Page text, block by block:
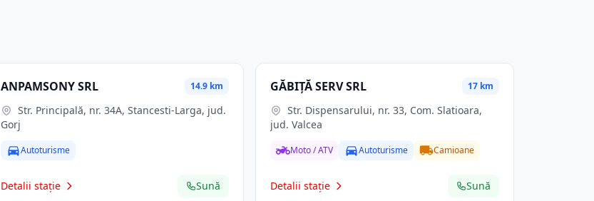
ANPAMSONY SRL 14.9 km
Gorj
Autoturisme
Detalii stație Sună
GĂBIŢĂ SERV SRL 17 km
Str. Dispensarului, nr. 33, Com. Slatioara,
jud. Valcea
Moto / ATV Autoturisme Camioane
Detalii stație Sună